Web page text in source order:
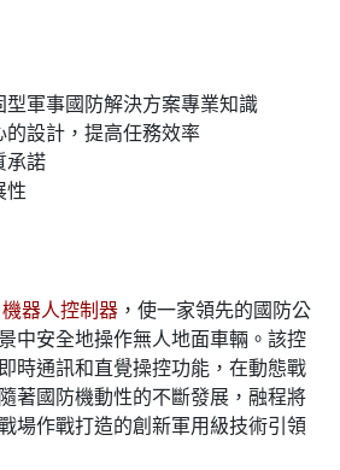
軍事國防解決方案專業知識
設計，提高任務效率
承諾
性
器人控制器 ，使一家領先的國防公
中安全地操作無人地面車輛。該控
時通訊和直覺操控功能，在動態戰
著國防機動性的不斷發展，融程將
場作戰打造的創新軍用級技術引領